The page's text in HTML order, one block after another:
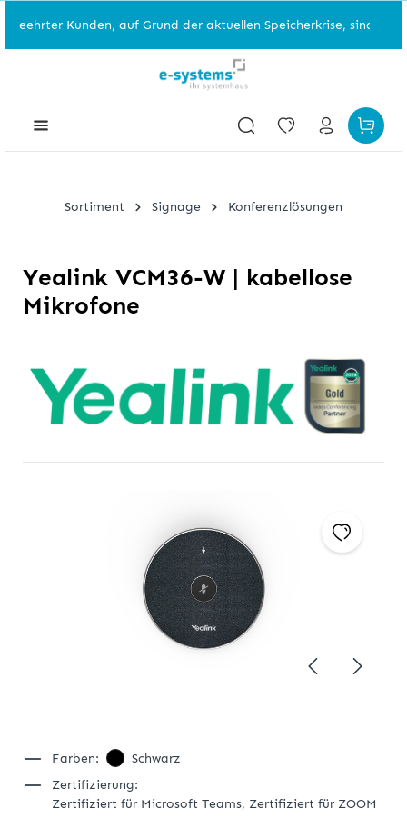
Kunden, auf Grund der aktuellen Speicherkrise, sind
Sortiment Signage Konferenzlösungen
Yealink VCM36-W | kabellose
Mikrofone
Farben:
Schwarz
Zertifizierung:
Zertifiziert für Microsoft Teams, Zertifiziert für ZOOM